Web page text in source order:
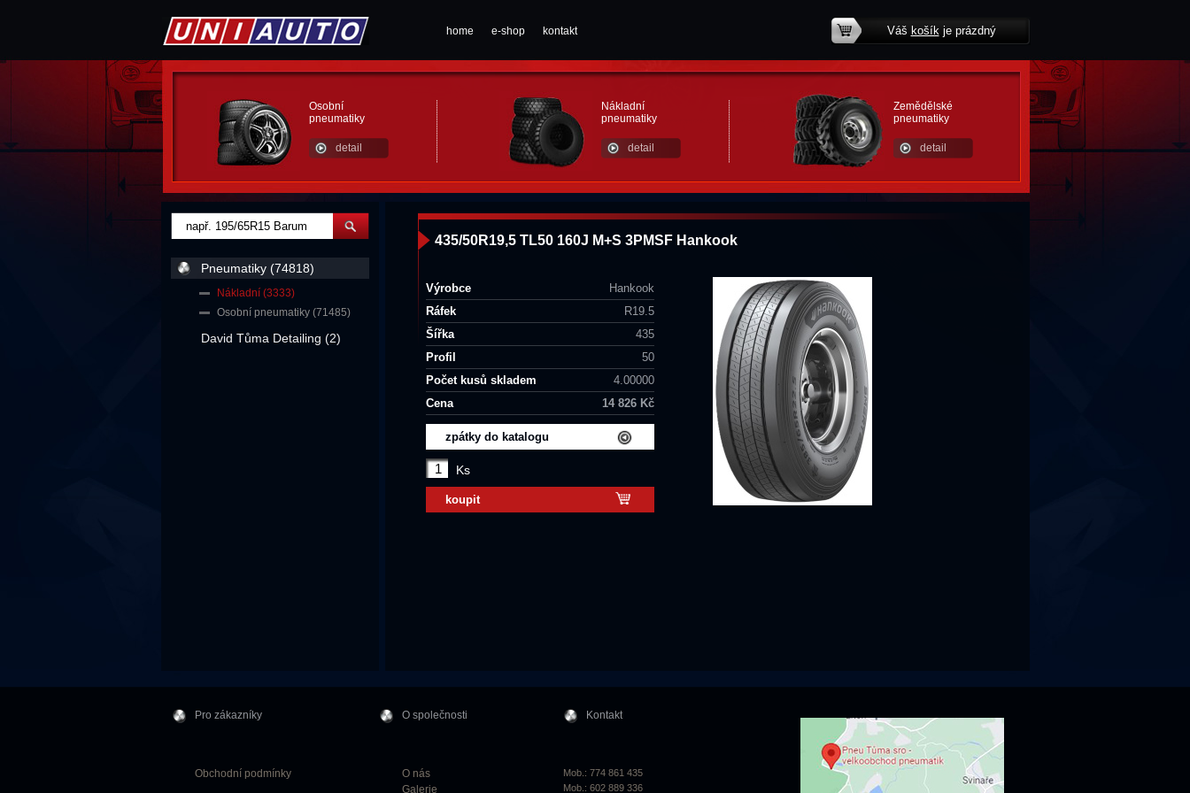
home e-shop kontakt Váš košíkje prázdný
Osobní
pneumatiky
detail
Nákladní
pneumatiky
detail
Zemědělské
pneumatiky
detail
435/50R19,5 TL50 160J M+S 3PMSF Hankook
Výrobce
Hankook
Ráfek
R19.5
Šířka
435
Profil
50
Počet kusů skladem
4.00000
Cena
14 826 Kč
zpátky do katalogu
Ks
koupit
Pneumatiky (74818)
Nákladní (3333)
Osobní pneumatiky (71485)
David Tůma Detailing (2)
Pro zákazníky
Obchodní podmínky
O společnosti
O nás
Galerie
Kontakt
Mob.: 774 861 435
Mob.: 602 889 336